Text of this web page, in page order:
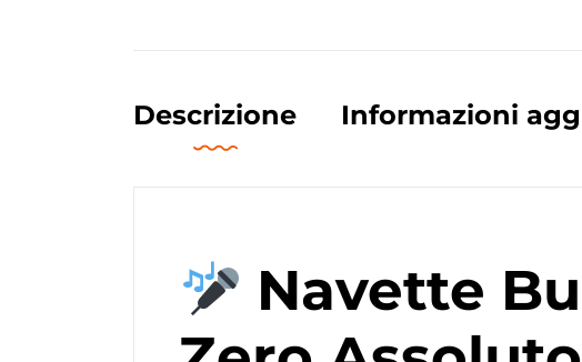
Descrizione Informazioni
Navette